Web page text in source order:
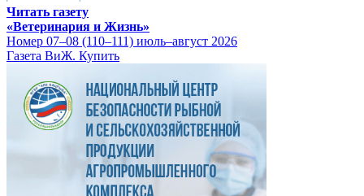
Читать газету
«Ветеринария и Жизнь»
Номер 07–08 (110–111) июль–август 2026
Газета ВиЖ. Купить